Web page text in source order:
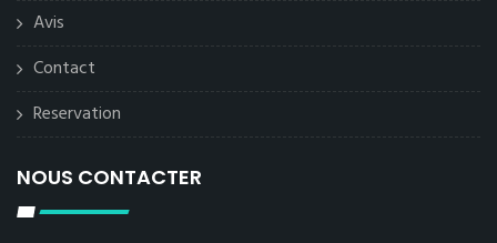
Avis
Contact
Reservation
NOUS CONTACTER